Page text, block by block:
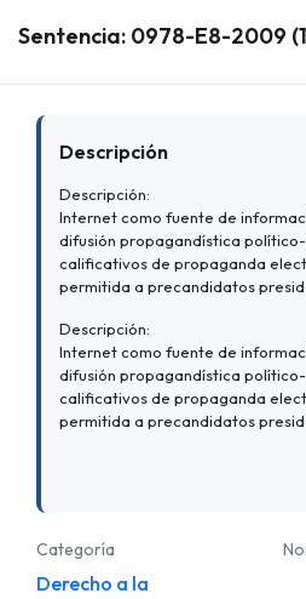
Sentencia: 0978-E8-2009
Descripción
Descripción:
Internet como fuente de
difusión propagandística
calificativos de propaganda
permitida a precandidatos
Descripción:
Internet como fuente de
difusión propagandística
calificativos de propaganda
permitida a precandidatos
Categoría
Derecho a la